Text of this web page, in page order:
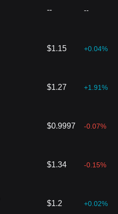
-- --
$1.15 +0.04%
$1.27 +1.91%
$0.9997 -0.07%
$1.34 -0.15%
$1.2 +0.02%